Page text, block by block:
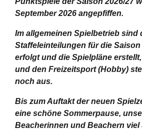
September 2026 angepfiffen.
Im allgemeinen Spielbetrieb sind
Staffeleinteilungen für die Saison
erfolgt und die Spielpläne
und den Freizeitsport (Hobby)
noch aus.
Bis zum Auftakt der neuen
eine schöne Sommerpause,
Beacherinnen und Beachern